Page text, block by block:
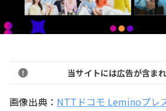
当サイトには広告が含ま
画像出典： NTTドコモ Leminoプレ